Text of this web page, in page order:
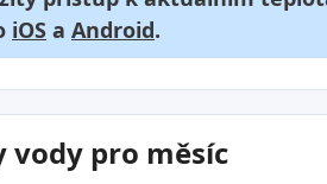
iOS a Android.
vody pro měsíc